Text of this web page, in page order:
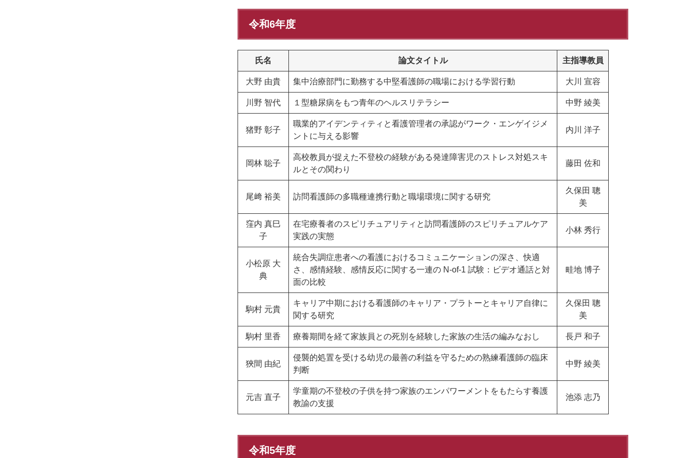
令和6年度
氏名 論文タイトル 主指導教員
大野 由貴 集中治療部門に勤務する中堅看護師の職場における学習行動 ​大川 宣容
川野 智代 １型糖尿病をもつ青年のヘルスリテラシー 中野 綾美
猪野 彰子
職業的アイデンティティと看護管理者の承認がワーク・エンゲイジメ
ントに与える影響
内川 洋子
岡林 聡子
高校教員が捉えた不登校の経験がある発達障害児のストレス対処スキ
ルとその関わり
藤田 佐和
尾﨑 裕美 訪問看護師の多職種連携行動と職場環境に関する研究
久保田 聰
美
窪内 真巳
子
在宅療養者のスピリチュアリティと訪問看護師のスピリチュアルケア
実践の実態
小林 秀行
小松原 大
典
統合失調症患者への看護におけるコミュニケーションの深さ、快適
さ、感情経験、感情反応に関する一連の N-of-1 試験：ビデオ通話と対
面の比較
畦地 博子
駒村 元貴
キャリア中期における看護師のキャリア・プラトーとキャリア自律に
関する研究
久保田 聰
美
駒村 里香 療養期間を経て家族員との死別を経験した家族の生活の編みなおし 長戸 和子
狹間 由紀
侵襲的処置を受ける幼児の最善の利益を守るための熟練看護師の臨床
判断
中野 綾美
元吉 直子
学童期の不登校の子供を持つ家族のエンパワーメントをもたらす養護
教諭の支援
池添 志乃
令和5年度